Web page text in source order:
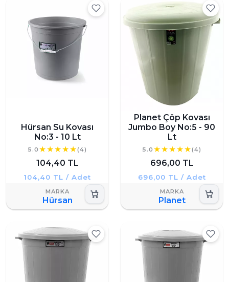
Hürsan Su Kovası
No:3 - 10 Lt
5.0 (4)
104,40 TL
104,40 TL / Adet
Hürsan
Planet Çöp Kovası
Jumbo Boy No:5 - 90
Lt
5.0 (4)
696,00 TL
696,00 TL / Adet
Planet